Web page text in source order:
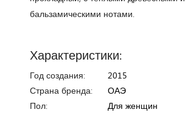
бальзамическими нотами.
Характеристики:
Год создания:
2015
Страна бренда:
ОАЭ
Пол:
Для женщин